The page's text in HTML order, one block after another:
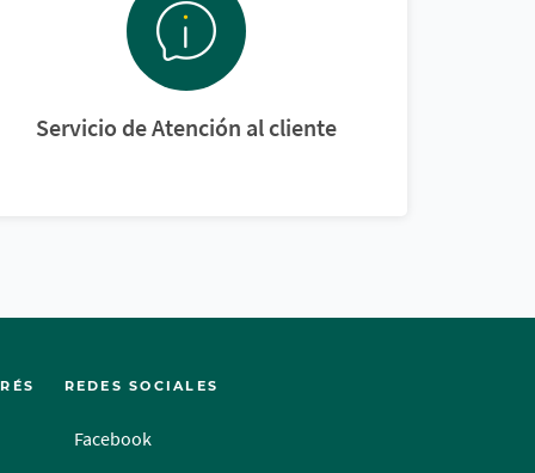
Servicio de Atención al cliente
REDES SOCIALES
Facebook